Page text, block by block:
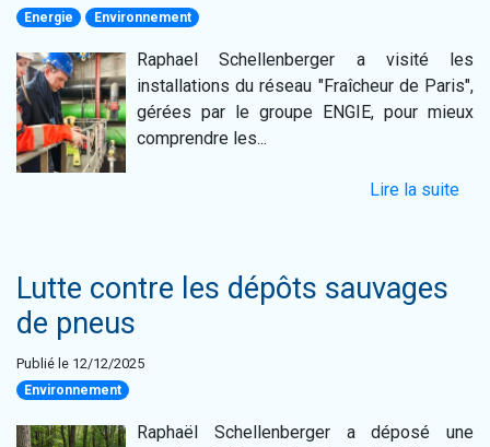
Energie Environnement
Raphael Schellenberger a visité les
installations du réseau "Fraîcheur de Paris",
gérées par le groupe ENGIE, pour mieux
comprendre les...
Lire la suite
Lutte contre les dépôts sauvages
de pneus
Publié le 12/12/2025
Environnement
Raphaël Schellenberger a déposé une